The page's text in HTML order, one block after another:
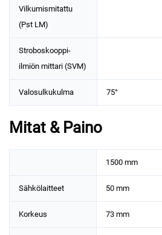
Vilkumismitattu
(Pst LM)
Stroboskooppi-
ilmiön mittari (SVM)
Valosulkukulma 75°
Mitat & Paino
1500 mm
Sähkölaitteet 50 mm
Korkeus 73 mm